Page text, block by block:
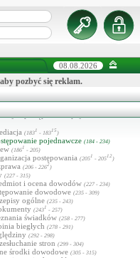
08.08.2026
pozbyć się reklam.
z urzędu (111 - 124)
(125 - 424 )
o czynnościach procesowych
(131 - 147)
sądowe(148 - 163)
(164 - 166)
i przywrócenie terminu
postępowania
przed sądami pierwszej instancji
i postępowanie pojednawcze
(1831 - 18315 )
pojednawcze (184 - 234)
(1861 - 205)
postępowania (2051 - 20512)
(206 - 2262)
(227 - 315)
i ocena dowodów (227 - 234)
dowodowe (235 - 309)
ogólne (235 - 243)
(2431 - 257)
świadków (258 - 277)
biegłych (278 - 291)
(292 - 298)
stron (299 - 304)
środki dowodowe (305 - 315)